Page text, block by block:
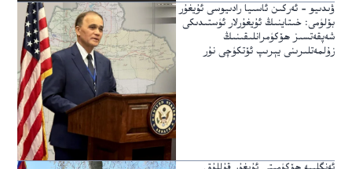
ۋىدىيو – ئەركىن ئاسىيا رادىيوسى ئۇيغۇر
بۆلۈمى: خىتاينىڭ ئۇيغۇرلار ئۈستىدىكى
شەپقەتسىز ھۆكۈمرانلىقىنىڭ
زۇلمەتلىرىنى يېرىپ ئۆتكۈچى نۇر